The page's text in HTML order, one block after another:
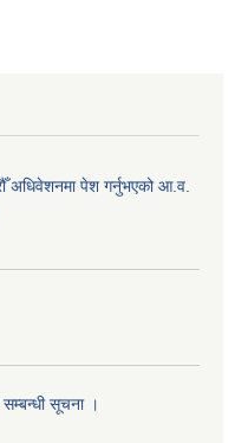
अधिवेशनमा पेश गर्नुभएको आ.व.
सम्बन्धी सूचना ‌।